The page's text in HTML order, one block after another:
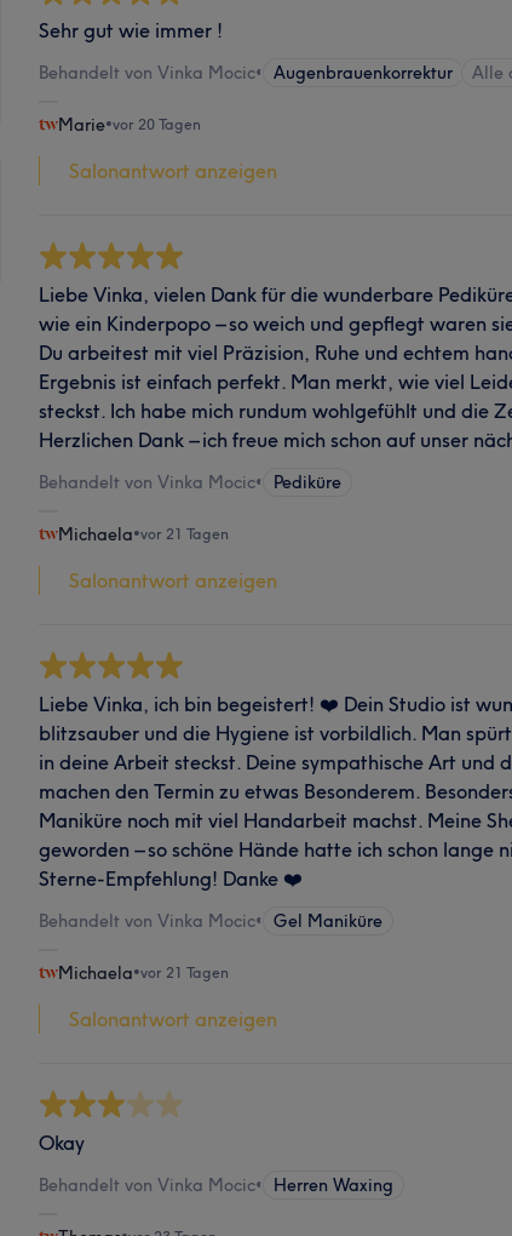
Sehr gut wie immer !
Behandelt von Vinka Mocic• Augenbrauenkorrektur Alle
Marie•vor 20 Tagen
Salonantwort anzeigen
Liebe Vinka, vielen Dank für die wunderbare
wie ein Kinderpopo – so weich und gepflegt waren
Du arbeitest mit viel Präzision, Ruhe und echtem
Ergebnis ist einfach perfekt. Man merkt, wie viel
steckst. Ich habe mich rundum wohlgefühlt und die
Herzlichen Dank – ich freue mich schon auf unser
Behandelt von Vinka Mocic• Pediküre
Michaela•vor 21 Tagen
Salonantwort anzeigen
Liebe Vinka, ich bin begeistert! ❤️ Dein Studio ist
blitzsauber und die Hygiene ist vorbildlich. Man
in deine Arbeit steckst. Deine sympathische Art und
machen den Termin zu etwas Besonderem.
Maniküre noch mit viel Handarbeit machst. Meine
geworden – so schöne Hände hatte ich schon lange
Sterne-Empfehlung! Danke ❤️
Behandelt von Vinka Mocic• Gel Maniküre
Michaela•vor 21 Tagen
Salonantwort anzeigen
Okay
Behandelt von Vinka Mocic• Herren Waxing